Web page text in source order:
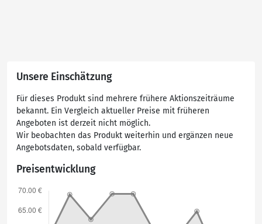
Unsere Einschätzung
Für dieses Produkt sind mehrere frühere Aktionszeiträume
bekannt. Ein Vergleich aktueller Preise mit früheren
Angeboten ist derzeit nicht möglich.
Wir beobachten das Produkt weiterhin und ergänzen neue
Angebotsdaten, sobald verfügbar.
Preisentwicklung